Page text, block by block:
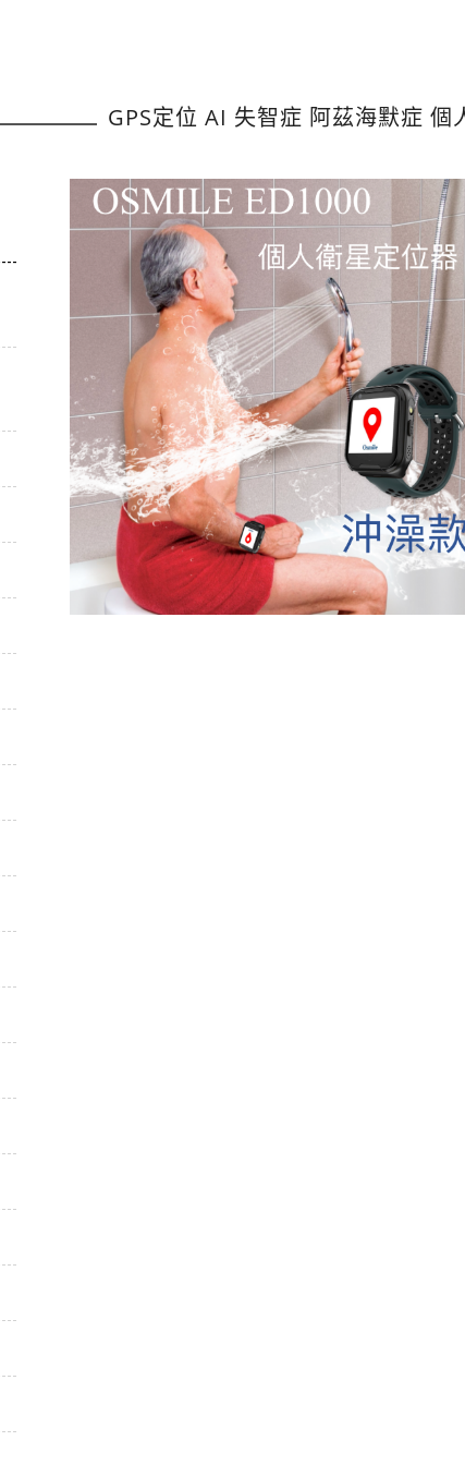
GPS定位 AI 失智症 阿茲海默症 個